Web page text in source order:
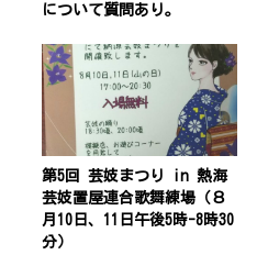
について質問あり。
第5回 芸妓まつり in 熱海
芸妓置屋連合歌舞練場（８
月10日、11日午後5時-8時30
分）